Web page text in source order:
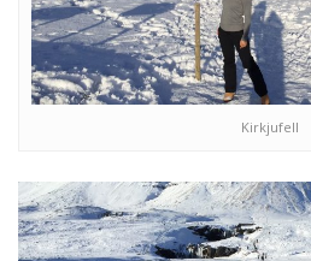
Kirkjufell